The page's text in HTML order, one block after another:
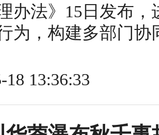
办法》15日发布
为，构建多部门
18 13:36:33